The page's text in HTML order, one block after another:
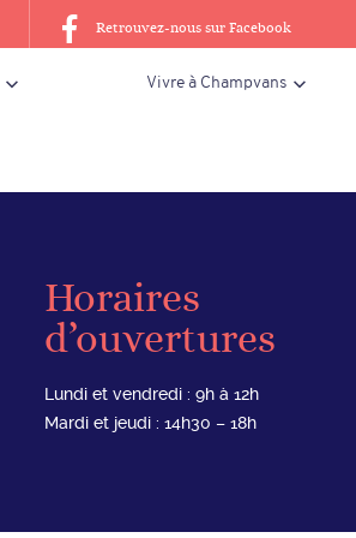
Retrouvez-nous sur Facebook
Vivre à Champvans
Horaires
d’ouvertures
Lundi et vendredi : 9h à 12h
Mardi et jeudi : 14h30 – 18h